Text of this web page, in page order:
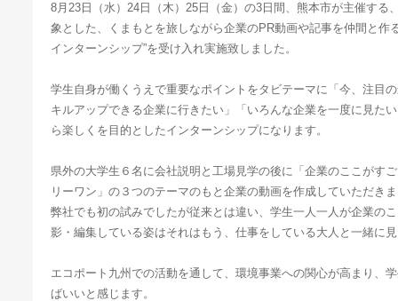
8月23日（水）24日（木）25日（金）の3日間、熊本市が主催する
象とした、くまもとを旅しながら企業のPR動画や記事を仲間と作
インターンシップ”を受け入れ実施致しました。
学生自身が働くうえで重要なポイントをタビテーマに「今、注目
キルアップできる企業に行きたい」「いろんな企業を一度に見た
ら楽しくを目的としたインターンシップになります。
県外の大学生６名に会社説明と工場見学の後に「企業のここがす
リーワン」の３つのテーマのもと企業の動画を作成していただき
弊社でも初の試みでしたが従来とは違い、学生一人一人が企業の
影・編集している姿はそれはもう、仕事をしている大人と一緒に
エコポート九州での活動を通して、環境事業への関心が高まり、
ばいいと感じます。